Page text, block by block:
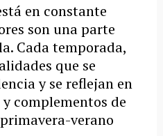
en constante
son una parte
Cada temporada,
que se
y se reflejan en
complementos de
verano